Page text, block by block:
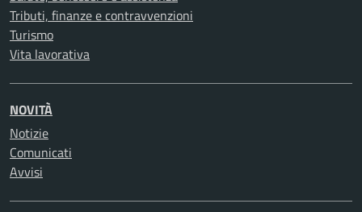
Tributi, finanze e contravvenzioni
Turismo
Vita lavorativa
NOVITÀ
Notizie
Comunicati
Avvisi